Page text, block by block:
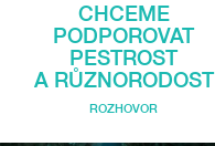
CHCEME
PODPOROVAT
PESTROST
A RŮZNORODOST
ROZHOVOR